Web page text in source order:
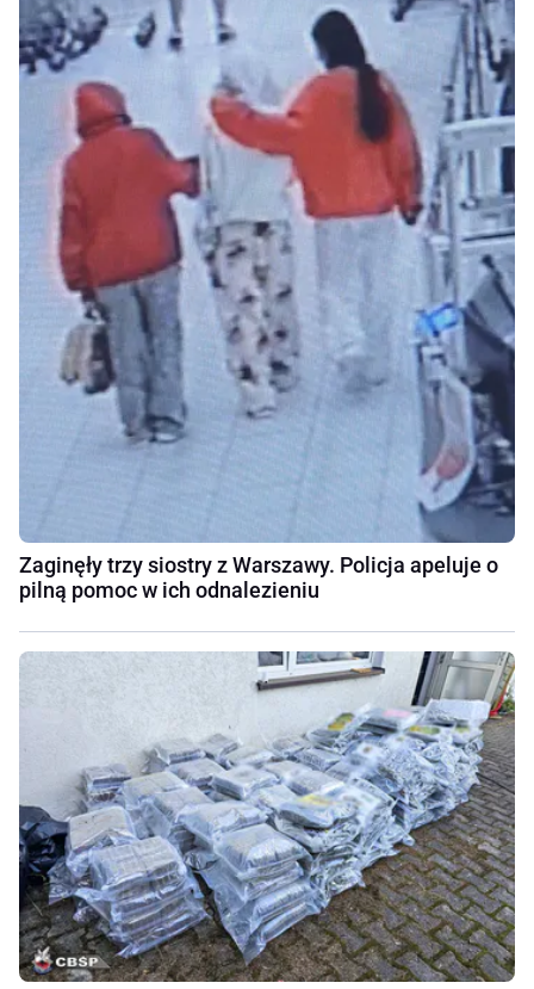
Zaginęły trzy siostry z Warszawy. Policja apeluje o
pilną pomoc w ich odnalezieniu